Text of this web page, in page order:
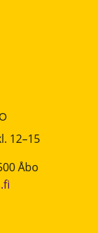
12–15
Åbo